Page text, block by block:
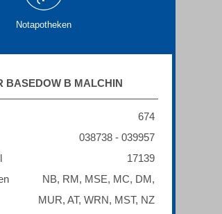
Notapotheken
BASEDOW B MALCHIN
674
038738 - 039957
17139
NB, RM, MSE, MC, DM,
MUR, AT, WRN, MST, NZ